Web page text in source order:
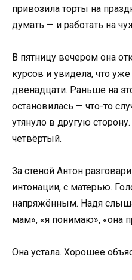
привозила торты на
думать — и работать на
В пятницу вечером она
курсов и увидела, что
двенадцати. Раньше на
остановилась — что-то
утянуло в другую
четвёртый.
За стеной Антон
интонации, с матерью.
напряжённым. Надя
мам», «я понимаю», «она
Она устала. Хорошее